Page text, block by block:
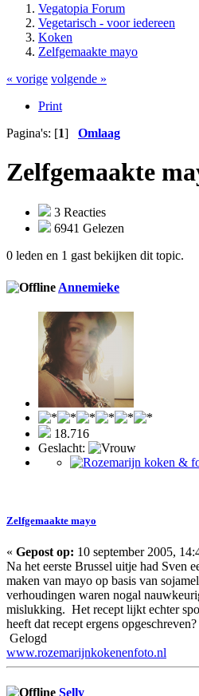
Vegatopia Forum
Vegetarisch - voor iedereen
Koken
Zelfgemaakte mayo
« vorige volgende »
Print
Pagina's: [1] Omlaag
Zelfgemaakte
3 Reacties
6941 Gelezen
0 leden en 1 gast bekijken dit topic.
Annemieke
18.716
Geslacht:
Zelfgemaakte mayo
« Gepost op: 10 september 2005,
Na het eerste Brussel uitje had Sven
maken van mayo op basis van
verhoudingen waren nogal
mislukking. Het recept lijkt echter
heeft dat recept ergens opgeschreven?
Gelogd
www.rozemarijnkokenenfoto.nl
Selly